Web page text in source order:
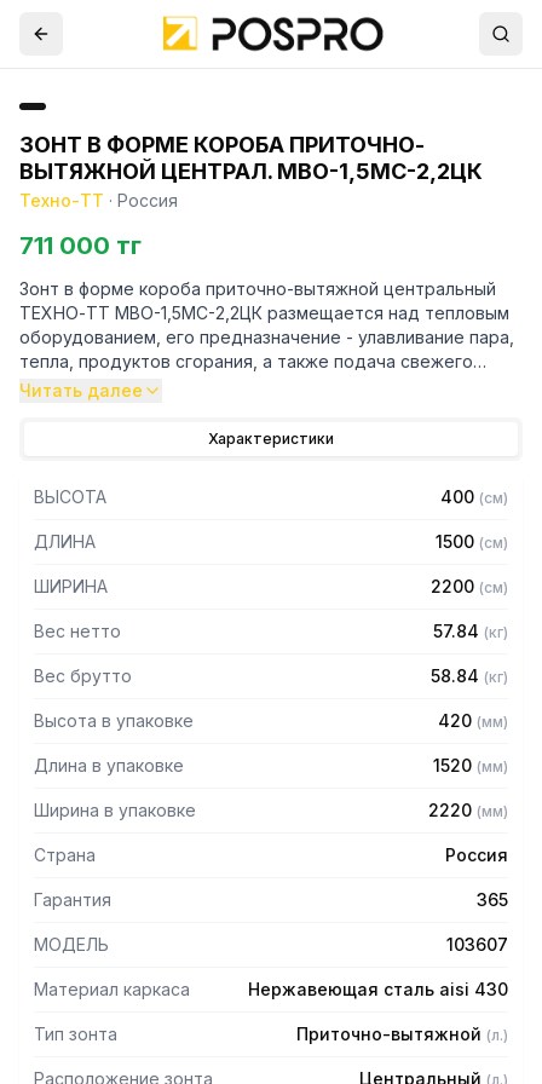
ЗОНТ В ФОРМЕ КОРОБА ПРИТОЧНО-
ВЫТЯЖНОЙ ЦЕНТРАЛ. МВО-1,5МС-2,2ЦК
Техно-ТТ · Россия
711 000 тг
Зонт в форме короба приточно-вытяжной центральный
ТЕХНО-ТТ МВО-1,5МС-2,2ЦК размещается над тепловым
оборудованием, его предназначение - улавливание пара,
тепла, продуктов сгорания, а также подача свежего
воздуха, что благоприятно сказывается на микроклимате
предметах мебели и кухонной утвари. Поэтому это
оборудование формирует микроклимат в помещении и
защищает сотрудников горячего цеха.
— Бескаркасный
0,8мм
— Поставляется в собранном виде
Читать далее
Характеристики
ВЫСОТА 400 (см)
ДЛИНА 1500 (см)
ШИРИНА 2200 (см)
Вес нетто 57.84 (кг)
Вес брутто 58.84 (кг)
Высота в упаковке 420 (мм)
Длина в упаковке 1520 (мм)
Ширина в упаковке 2220 (мм)
Страна Россия
Гарантия 365
МОДЕЛЬ 103607
Материал каркаса Нержавеющая сталь aisi 430
Тип зонта Приточно-вытяжной (л.)
Расположение зонта Центральный (л.)